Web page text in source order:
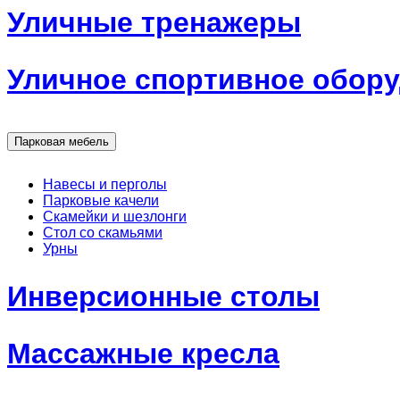
Уличные тренажеры
Уличное спортивное
Парковая мебель
Навесы и перголы
Парковые качели
Скамейки и шезлонги
Стол со скамьями
Урны
Инверсионные столы
Массажные кресла